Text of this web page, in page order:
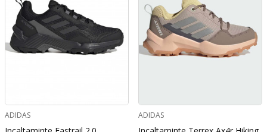
ADIDAS ADIDAS